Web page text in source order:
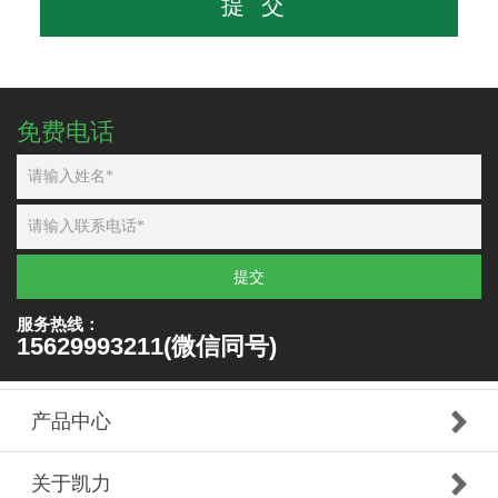
免费电话
提交
服务热线：
15629993211(微信同号)
产品中心
关于凯力